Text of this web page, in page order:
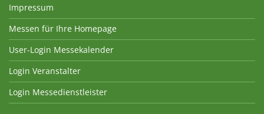
Impressum
Messen für Ihre Homepage
User-Login Messekalender
Login Veranstalter
Login Messedienstleister